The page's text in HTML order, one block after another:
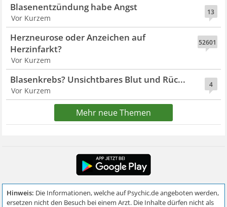
13
Blasenentzündung habe Angst
Vor Kurzem
52601
Herzneurose oder Anzeichen auf
Herzinfarkt?
Vor Kurzem
4
Blasenkrebs? Unsichtbares Blut und Rüc...
Vor Kurzem
Mehr neue Themen